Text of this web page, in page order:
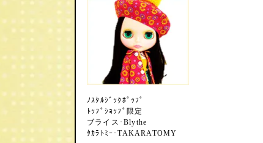
ﾉｽﾀﾙｼﾞｯｸﾎﾟｯﾌﾟ
ﾄｯﾌﾟｼｮｯﾌﾟ限定
ブライス･Blythe
ﾀｶﾗﾄﾐｰ･TAKARATOMY